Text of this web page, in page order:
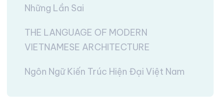
Những Lần Sai
THE LANGUAGE OF MODERN
VIETNAMESE ARCHITECTURE
Ngôn Ngữ Kiến Trúc Hiện Đại Việt Nam